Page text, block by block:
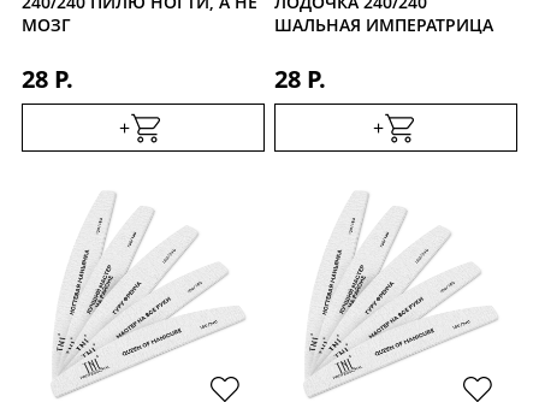
МОЗГ
28 Р.
+
ШАЛЬНАЯ ИМПЕРАТРИЦА
28 Р.
+